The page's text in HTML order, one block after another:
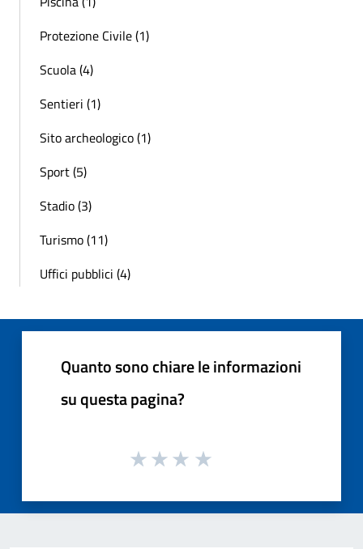
Protezione Civile (1)
Scuola (4)
Sentieri (1)
Sito archeologico (1)
Sport (5)
Stadio (3)
Turismo (11)
Uffici pubblici (4)
Quanto sono chiare le informazioni
su questa pagina?